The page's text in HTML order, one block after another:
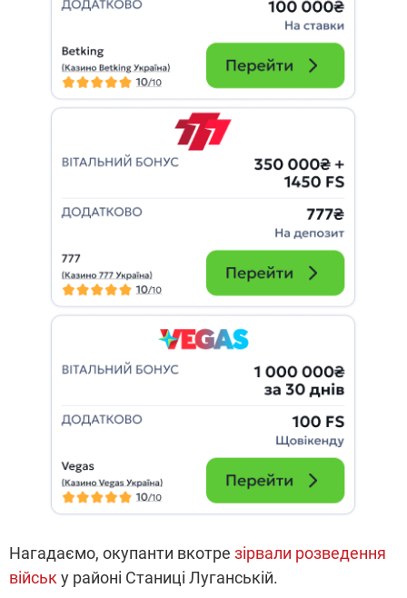
Нагадаємо, окупанти вкотре зірвали розведення
військ у районі Станиці Луганській.